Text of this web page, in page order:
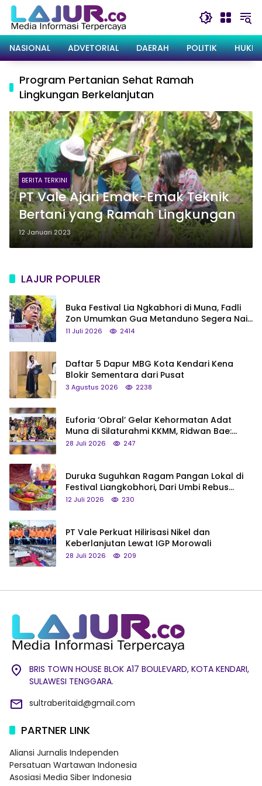
Langsung
konten
NASIONAL
ADVETORIAL DAERAH POLITIK
Program Pertanian Sehat Ramah
Lingkungan Berkelanjutan
BERITA TERKINI
PT Vale Ajari Emak-Emak Teknik
Bertani yang Ramah Lingkungan
12 Januari 2023
LAJUR POPULER
Buka Festival Lia Ngkabhori di Muna, Fadli
Zon Umumkan Gua Metanduno Segera Naik
Status Jadi Cagar Budaya Nasional
11 Juli 2026 2414
Daftar 5 Dapur MBG Kota Kendari Kena
Blokir Sementara dari Pusat
3 Agustus 2026 2238
Euforia ‘Obral’ Gelar Kehormatan Adat
Muna di Silaturahmi KKMM, Ridwan Bae:
Saya Bukan Tipe Begitu, Belum Pantas!
28 Juli 2026 247
Duruka Suguhkan Ragam Pangan Lokal di
Festival Liangkobhori, Dari Umbi Rebus
hingga Tumpeng Beras Muna
12 Juli 2026 230
PT Vale Perkuat Hilirisasi Nikel dan
Keberlanjutan Lewat IGP Morowali
28 Juli 2026 209
BRIS TOWN HOUSE BLOK A17 BOULEVARD, KOTA KENDARI,
SULAWESI TENGGARA.
sultraberitaid@gmail.com
PARTNER LINK
Aliansi Jurnalis Independen
Persatuan Wartawan Indonesia
Asosiasi Media Siber Indonesia